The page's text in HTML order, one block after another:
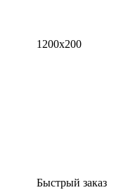
1200x200
Быстрый заказ